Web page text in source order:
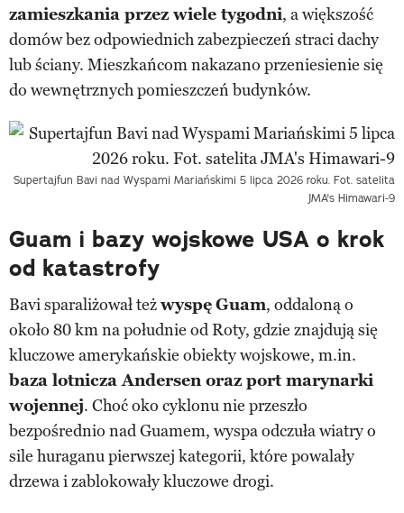
zamieszkania przez wiele tygodni, a większość
domów bez odpowiednich zabezpieczeń straci dachy
lub ściany. Mieszkańcom nakazano przeniesienie się
do wewnętrznych pomieszczeń budynków.
Supertajfun Bavi nad Wyspami Mariańskimi 5 lipca 2026 roku. Fot. satelita
JMA's Himawari-9
Guam i bazy wojskowe USA o krok
od katastrofy
Bavi sparaliżował teżwyspęGuam, oddaloną o
około 80 km na południe od Roty, gdzie znajdują się
kluczowe amerykańskie obiekty wojskowe, m.in.
baza lotnicza Andersen oraz port marynarki
wojennej. Choć oko cyklonu nie przeszło
bezpośrednio nad Guamem, wyspa odczuła wiatry o
sile huraganu pierwszej kategorii, które powalały
drzewa i zablokowały kluczowe drogi.